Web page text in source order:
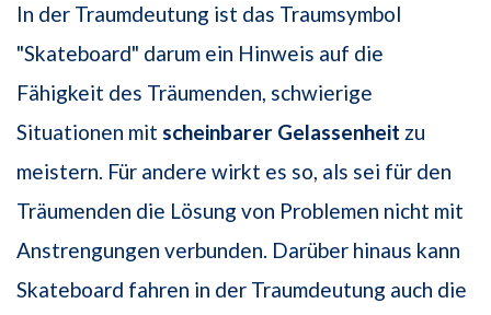
In der Traumdeutung ist das Traumsymbol
"Skateboard" darum ein Hinweis auf die
Fähigkeit des Träumenden, schwierige
Situationen mit scheinbarer Gelassenheit zu
meistern. Für andere wirkt es so, als sei für den
Träumenden die Lösung von Problemen nicht mit
Anstrengungen verbunden. Darüber hinaus kann
Skateboard fahren in der Traumdeutung auch die